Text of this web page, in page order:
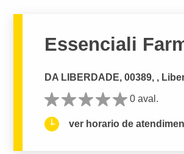
Essenciali
DA LIBERDADE, 00389, ,
0 aval.
ver horario de